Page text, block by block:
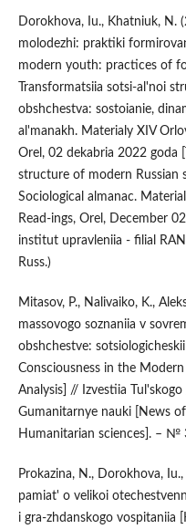
Dorokhova, Iu., Khatniuk,
molodezhi: praktiki
modern youth: practices of
Transformatsiia sotsi-al'noi
obshchestva: sostoianie,
al'manakh. Materialy XIV
Orel, 02 dekabria 2022 goda
structure of modern Russian
Sociological almanac.
Read-ings, Orel, December
institut upravleniia - filial
Russ.)
Mitasov, P., Nalivaiko, K.,
massovogo soznaniia v
obshchestve:
Consciousness in the
Analysis] // Izvestiia
Gumanitarnye nauki [News
Humanitarian sciences]. – №
Prokazina, N., Dorokhova,
pamiat' o velikoi
i gra-zhdanskogo vospitaniia